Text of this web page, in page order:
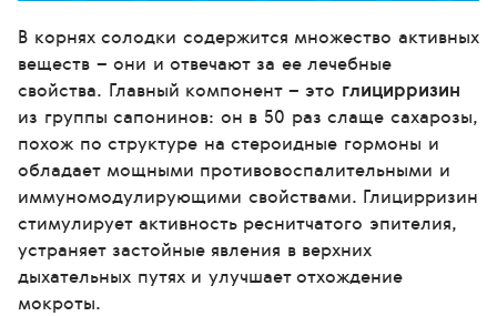
В корнях солодки содержится множество активных
веществ – они и отвечают за ее лечебные
свойства. Главный компонент – это глицирризин
из группы сапонинов: он в 50 раз слаще сахарозы,
похож по структуре на стероидные гормоны и
обладает мощными противовоспалительными и
иммуномодулирующими свойствами. Глицирризин
стимулирует активность реснитчатого эпителия,
устраняет застойные явления в верхних
дыхательных путях и улучшает отхождение
мокроты.